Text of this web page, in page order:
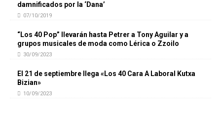
damnificados por la ‘Dana’
07/10/2019
“Los 40 Pop” llevarán hasta Petrer a Tony Aguilar y a
grupos musicales de moda como Lérica o Zzoilo
30/09/2023
El 21 de septiembre llega «Los 40 Cara A Laboral Kutxa
Bizian»
10/09/2023